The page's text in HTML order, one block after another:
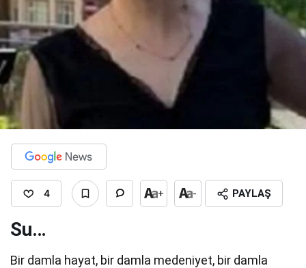
4 + - PAYLAŞ
Su…
Bir damla hayat, bir damla medeniyet, bir damla